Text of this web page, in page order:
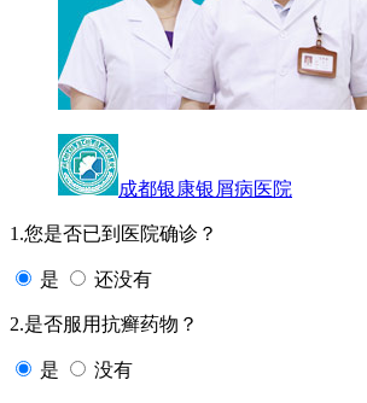
成都银康银屑病医院
1.您是否已到医院确诊？
是 还没有
2.是否服用抗癣药物？
是 没有